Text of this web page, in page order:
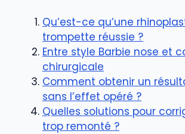
Qu’est-ce qu’une
trompette réussie ?
Entre style Barbie nose et
chirurgicale
Comment obtenir un
sans l’effet opéré ?
Quelles solutions pour
trop remonté ?